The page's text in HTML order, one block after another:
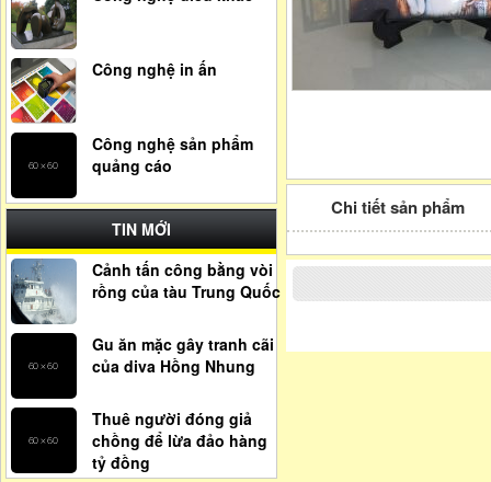
Công nghệ in ấn
Công nghệ sản phẩm
quảng cáo
TIN MỚI
Cảnh tấn công bằng vòi
rồng của tàu Trung Quốc
Gu ăn mặc gây tranh cãi
của diva Hồng Nhung
Thuê người đóng giả
chồng để lừa đảo hàng
tỷ đồng
Chi tiết sản phẩm